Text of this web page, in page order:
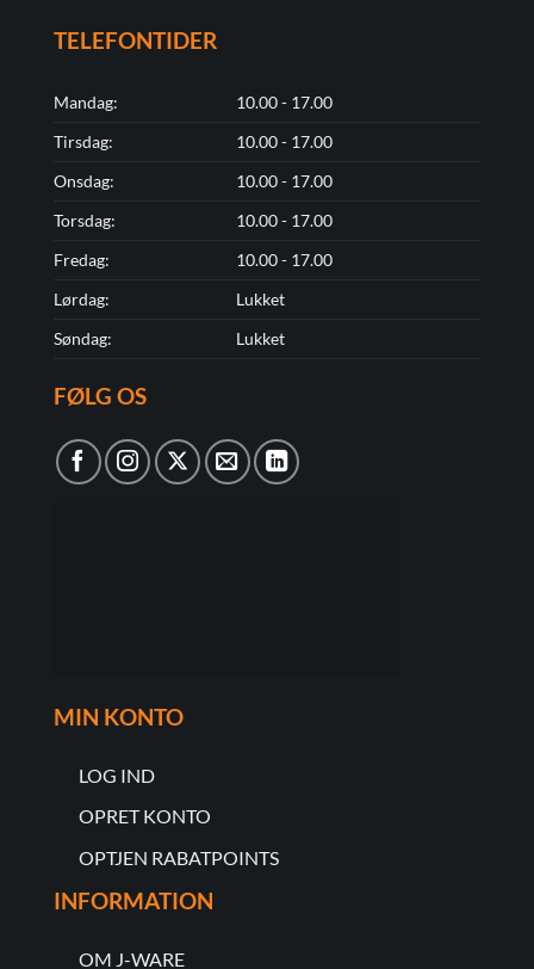
TELEFONTIDER
Mandag:
10.00 - 17.00
Tirsdag:
10.00 - 17.00
Onsdag:
10.00 - 17.00
Torsdag:
10.00 - 17.00
Fredag:
10.00 - 17.00
Lørdag:
Lukket
Søndag:
Lukket
FØLG OS
MIN KONTO
LOG IND
OPRET KONTO
OPTJEN RABATPOINTS
INFORMATION
OM J-WARE